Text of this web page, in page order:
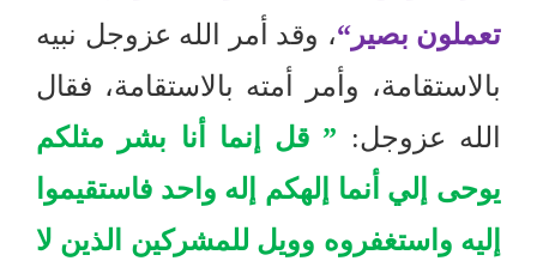
تعملون بصير“، وقد أمر الله عزوجل نبيه
بالاستقامة، وأمر أمته بالاستقامة، فقال
الله عزوجل:
” قل إنما أنا بشر مثلكم
يوحى إلي أنما إلهكم إله واحد فاستقيموا
إليه واستغفروه وويل للمشركين الذين لا